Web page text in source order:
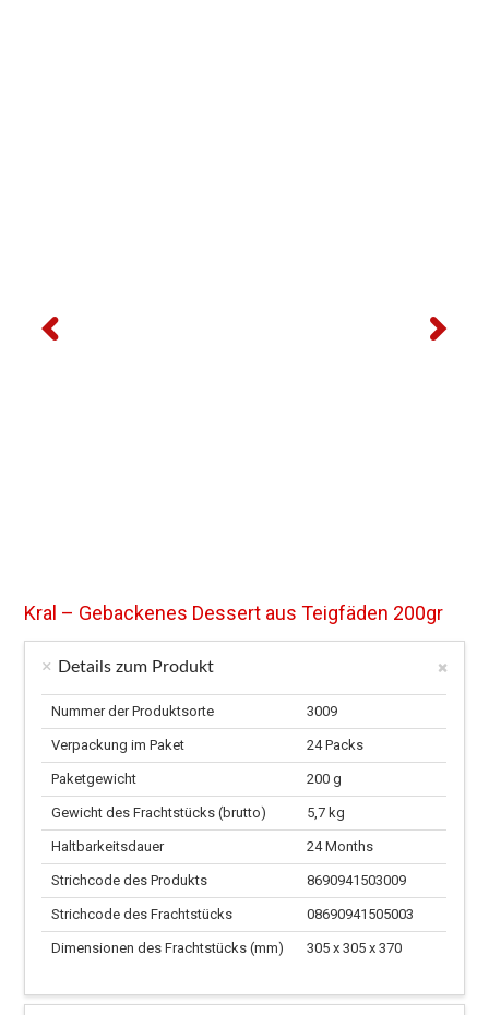
Kral – Gebackenes Dessert aus Teigfäden 200gr
Details zum Produkt
Nummer der Produktsorte 3009
Verpackung im Paket 24 Packs
Paketgewicht 200 g
Gewicht des Frachtstücks (brutto) 5,7 kg
Haltbarkeitsdauer 24 Months
Strichcode des Produkts 8690941503009
Strichcode des Frachtstücks 08690941505003
Dimensionen des Frachtstücks (mm) 305 x 305 x 370